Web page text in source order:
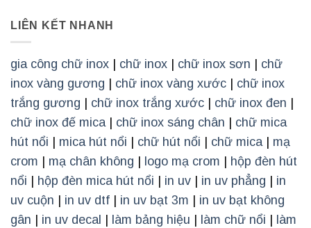
LIÊN KẾT NHANH
gia công chữ inox chữ inox chữ inox sơn
chữ
inox vàng gương
chữ inox vàng xước
chữ inox
trắng gương
chữ inox trắng xước chữ inox đen
chữ inox đế mica| chữ inox sáng chân
chữ mica
hút nổi
mica hút nổi chữ hút nổi chữ mica| mạ
crom
mạ chân không logo mạ crom
hộp đèn hút
nổi
hộp đèn mica hút nổi in uv in uv phẳng
in
uv cuộn
in uv dtf in uv bạt 3m
in uv bạt không
gân
in uv decal làm bảng hiệu làm chữ nổi
làm